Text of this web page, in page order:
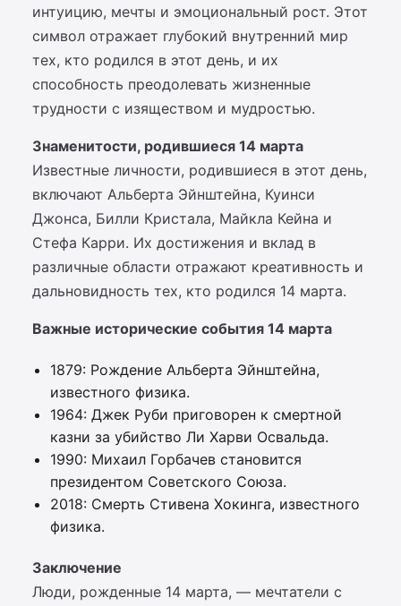
интуицию, мечты и эмоциональный рост. Этот
символ отражает глубокий внутренний мир
тех, кто родился в этот день, и их
способность преодолевать жизненные
трудности с изяществом и мудростью.
Знаменитости, родившиеся 14 марта
Известные личности, родившиеся в этот день,
включают Альберта Эйнштейна, Куинси
Джонса, Билли Кристала, Майкла Кейна и
Стефа Карри. Их достижения и вклад в
различные области отражают креативность и
дальновидность тех, кто родился 14 марта.
Важные исторические события 14 марта
1879: Рождение Альберта Эйнштейна,
известного физика.
1964: Джек Руби приговорен к смертной
казни за убийство Ли Харви Освальда.
1990: Михаил Горбачев становится
президентом Советского Союза.
2018: Смерть Стивена Хокинга, известного
физика.
Заключение
Люди, рожденные 14 марта, — мечтатели с